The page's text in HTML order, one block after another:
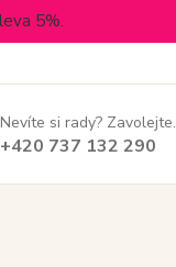
5%.
Nevíte si rady? Zavolejte.
+420 737 132 290